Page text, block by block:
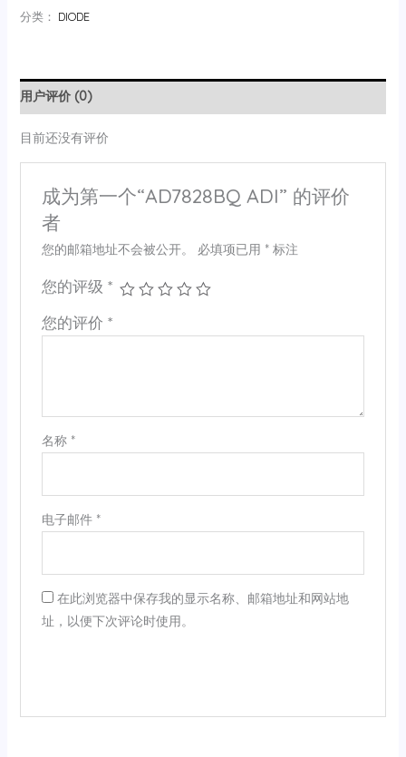
分类： DIODE
用户评价 (0)
目前还没有评价
成为第一个“AD7828BQ ADI” 的评价
者
您的邮箱地址不会被公开。 必填项已用 *标注
您的评级 *
您的评价 *
名称 *
电子邮件 *
在此浏览器中保存我的显示名称、邮箱地址和网站地
址，以便下次评论时使用。